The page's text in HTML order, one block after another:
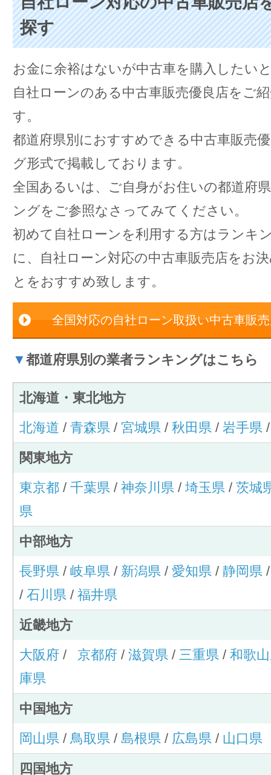
探す
お金に余裕はないが中古車を購入したい
自社ローンのある中古車販売優良店をご
す。
都道府県別におすすめできる中古車販売
グ形式で掲載しております。
全国あるいは、ご自身がお住いの都道府
ングをご参照なさってみてください。
初めて自社ローンを利用する方はランキ
に、自社ローン対応の中古車販売店をお
とをおすすめ致します。
全国対応の自社ローン取扱い中古車販
▼ 都道府県別の業者ランキングはこちら
北海道・東北地方
北海道 / 青森県/ 宮城県/ 秋田県/ 岩手県
関東地方
東京都/ 千葉県/ 神奈川県/ 埼玉県/ 茨城
県
中部地方
長野県/ 岐阜県/ 新潟県/ 愛知県/ 静岡県
/ 石川県/ 福井県
近畿地方
大阪府 / 京都府 / 滋賀県/ 三重県/ 和歌
庫県
中国地方
岡山県/ 鳥取県/ 島根県/ 広島県/ 山口県
四国地方